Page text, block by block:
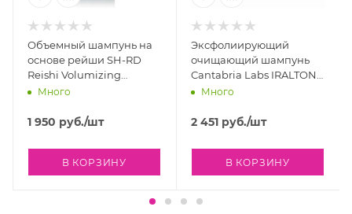
Объемный шампунь на
основе рейши SH-RD
Reishi Volumizing
Shampoo, 200 мл
Много
1 950 руб./шт
В КОРЗИНУ
Эксфолиирующий
очищающий шампунь
Cantabria Labs IRALTONE
EXFOLIATING &
200 мл
Много
2 451 руб./шт
В КОРЗИНУ